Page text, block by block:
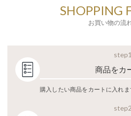
SHOPPING
お買い物の流
step1
商品をカ
購入したい商品をカートに入れま
step2